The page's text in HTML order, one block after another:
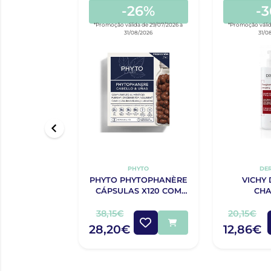
-26%
*Promoção válida de 29/07/2026 a
31/08/2026
PHYTO
PHYTO PHYTOPHANÈRE
CÁPSULAS X120 COM
38,15€
28,20€
-
*Promoção
31/
VICHY
20,15€
12,86€